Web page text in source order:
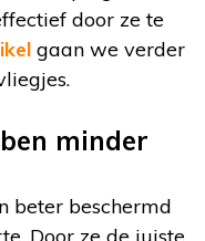
door ze te
gaan we verder
minder
beter beschermd
Door ze de juiste